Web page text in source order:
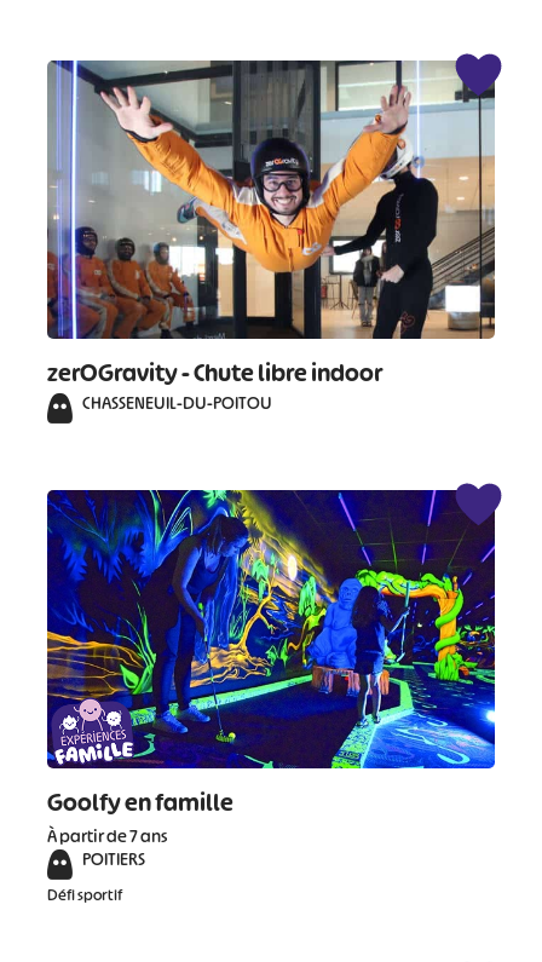
zerOGravity - Chute libre indoor
CHASSENEUIL-DU-POITOU
Goolfy en famille
À partir de 7 ans
POITIERS
Défi sportif
# #
#
#
#